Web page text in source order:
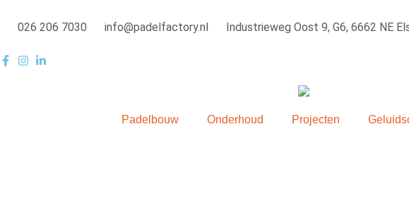
naar
inhoud
026 206 7030 info@padelfactory.nl Industrieweg Oost 9, G6, 6662 NE
Padelbouw Onderhoud Projecten